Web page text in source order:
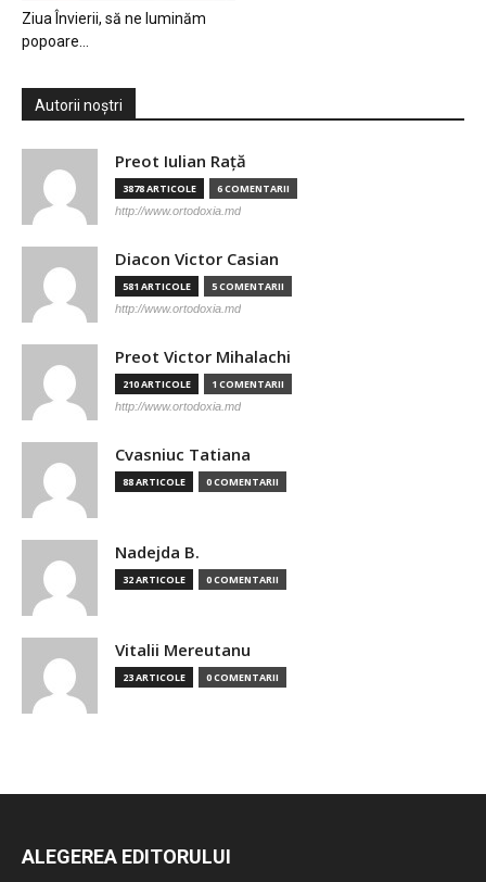
Ziua Învierii, să ne luminăm
popoare…
Autorii noștri
Preot Iulian Raţă
3878 ARTICOLE 6 COMENTARII
http://www.ortodoxia.md
Diacon Victor Casian
581 ARTICOLE 5 COMENTARII
http://www.ortodoxia.md
Preot Victor Mihalachi
210 ARTICOLE 1 COMENTARII
http://www.ortodoxia.md
Cvasniuc Tatiana
88 ARTICOLE 0 COMENTARII
Nadejda B.
32 ARTICOLE 0 COMENTARII
Vitalii Mereutanu
23 ARTICOLE 0 COMENTARII
ALEGEREA EDITORULUI